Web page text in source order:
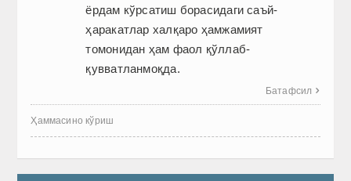
ёрдам кўрсатиш борасидаги саъй-
ҳаракатлар халқаро ҳамжамият
томонидан ҳам фаол қўллаб-
қувватланмоқда.
Батафсил 
Ҳаммасино кўриш